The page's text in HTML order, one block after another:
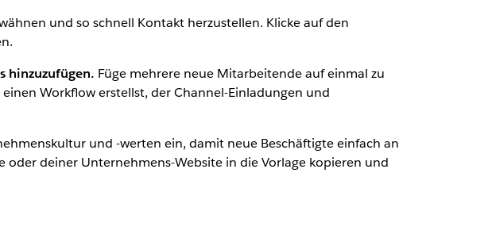
und so schnell Kontakt herzustellen. Klicke auf den
hinzuzufügen. Füge mehrere neue Mitarbeitende auf einmal zu
Workflow erstellst, der Channel-Einladungen und
und -werten ein, damit neue Beschäftigte einfach an
oder deiner Unternehmens-Website in die Vorlage kopieren und